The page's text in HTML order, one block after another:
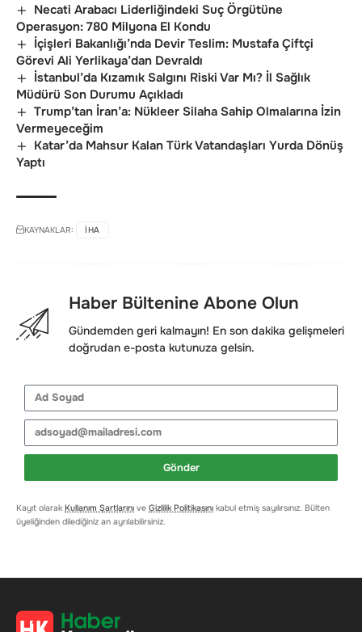
Necati Arabacı Liderliğindeki Suç Örgütüne
Operasyon: 780 Milyona El Kondu
İçişleri Bakanlığı’nda Devir Teslim: Mustafa Çiftçi
Görevi Ali Yerlikaya’dan Devraldı
İstanbul’da Kızamık Salgını Riski Var Mı? İl Sağlık
Müdürü Son Durumu Açıkladı
Trump’tan İran’a: Nükleer Silaha Sahip Olmalarına İzin
Vermeyeceğim
Katar’da Mahsur Kalan Türk Vatandaşları Yurda Dönüş
Yaptı
KAYNAKLAR: IHA
Haber Bültenine Abone Olun
Gündemden geri kalmayın! En son dakika gelişmeleri
doğrudan e-posta kutunuza gelsin.
Gönder
Kayıt olarak Kullanım Şartlarını ve Gizlilik Politikasını kabul etmiş sayılırsınız. Bülten
üyeliğinden dilediğiniz an ayrılabilirsiniz.